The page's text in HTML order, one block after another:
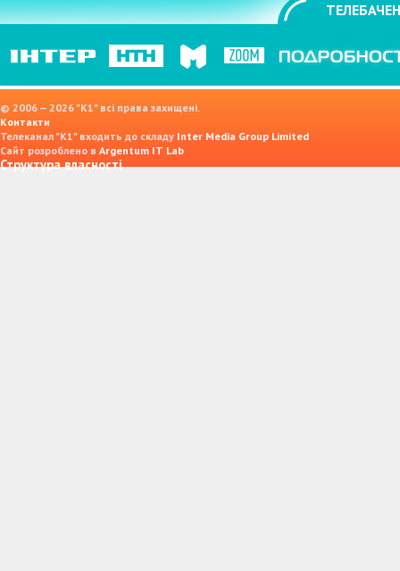
© 2006 — 2026 "K1" всі права захищені.
Контакти
Телеканал "К1" входить до складу Inter Media Group Limited
Сайт розроблено в Argentum IT Lab
Структура власності